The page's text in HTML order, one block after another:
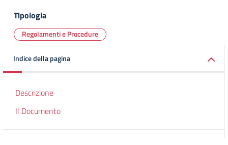
Tipologia
Regolamenti e Procedure
Indice della pagina
Descrizione
Il Documento